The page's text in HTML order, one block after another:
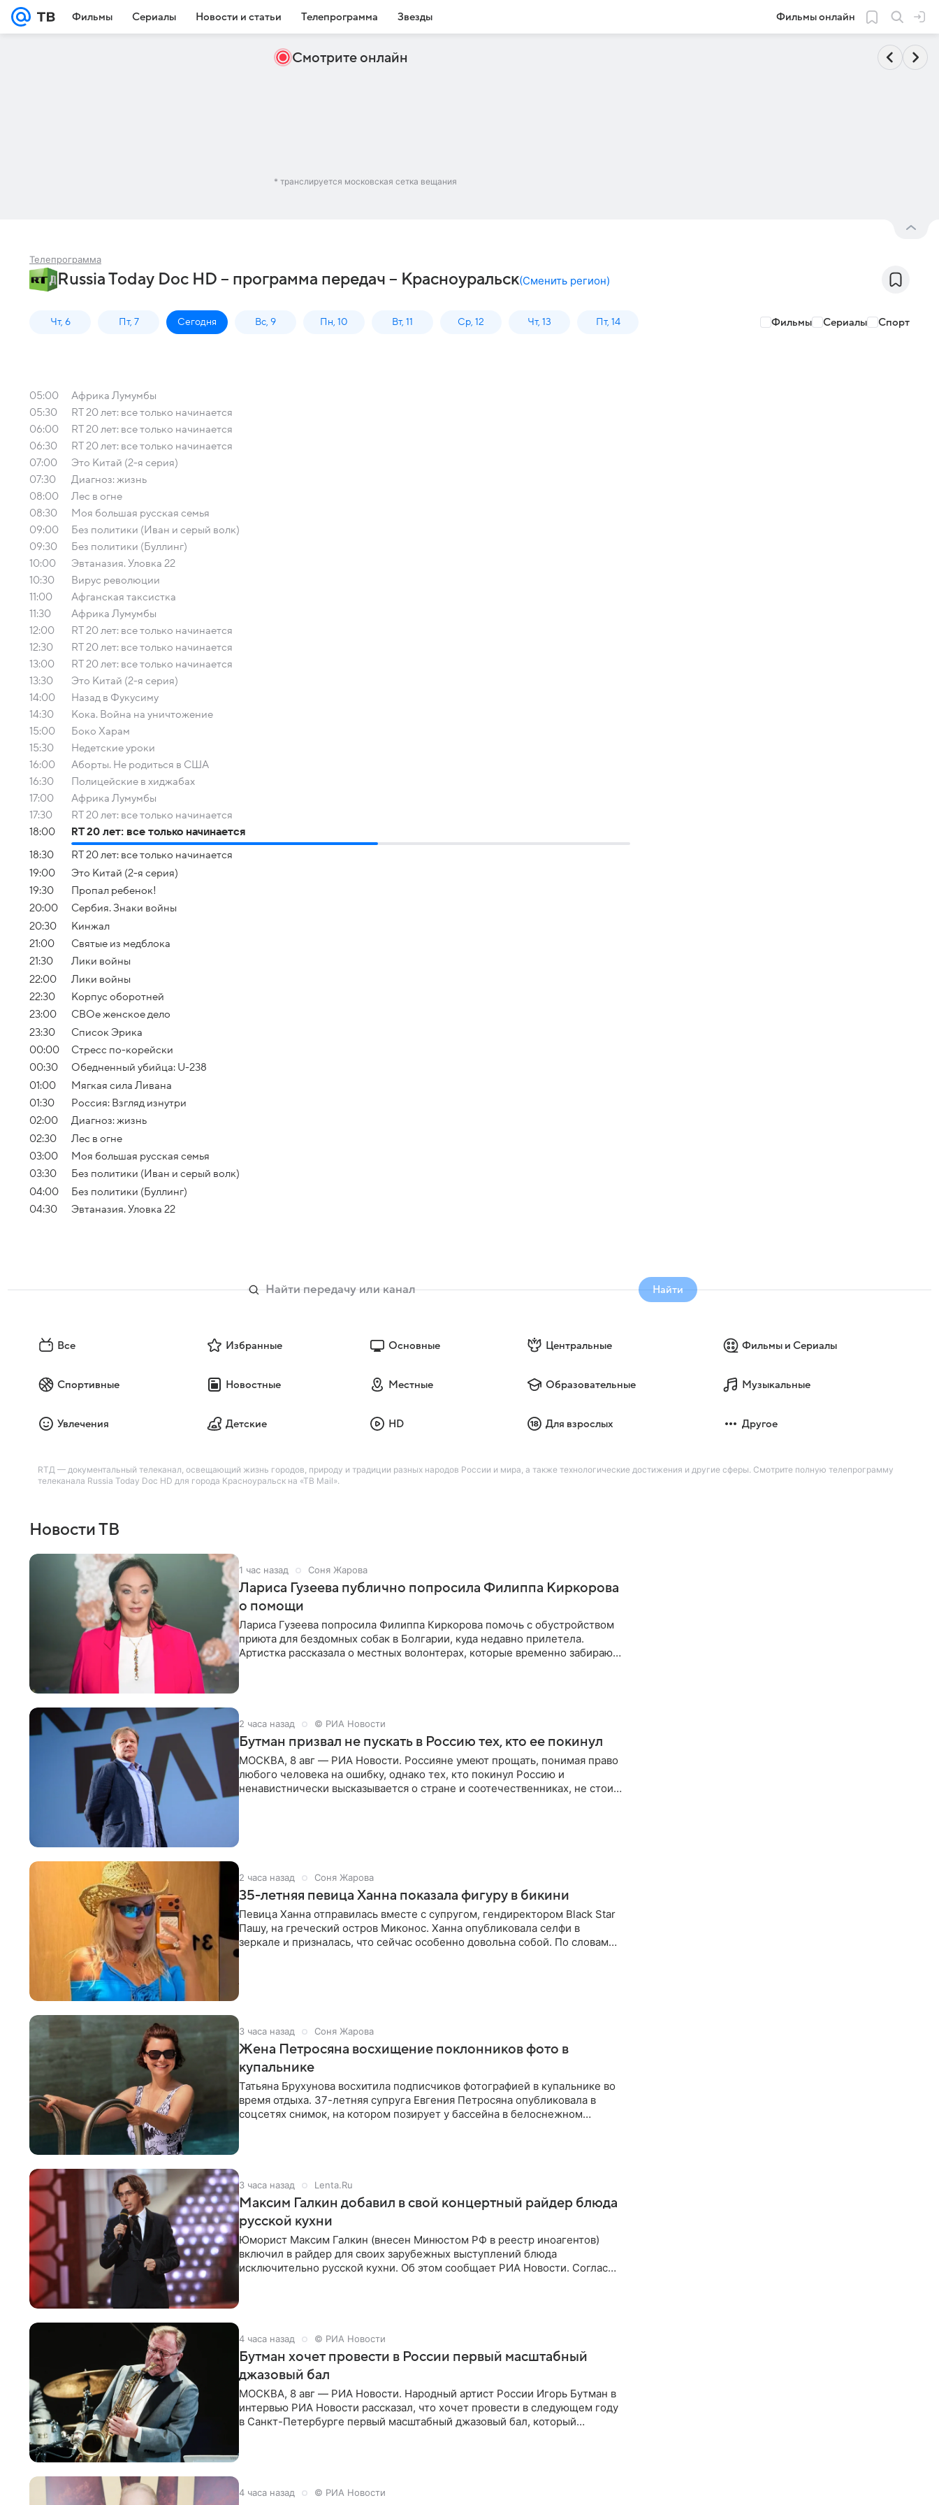
Фильмы Сериалы Новости и статьи Телепрограмма Звезды Фильмы онлайн
Смотрите онлайн
* транслируется московская сетка вещания
Телепрограмма
Russia Today Doc HD – программа передач – Красноуральск(Сменить регион)
Чт, 6 Пт, 7 Сегодня Вс, 9 Пн, 10 Вт, 11 Ср, 12 Чт, 13 Пт, 14 Фильмы Сериалы Спорт
05:00
Африка Лумумбы
05:30
RT 20 лет: все только начинается
06:00
RT 20 лет: все только начинается
06:30
RT 20 лет: все только начинается
07:00
Это Китай (2-я серия)
07:30
Диагноз: жизнь
08:00
Лес в огне
08:30
Моя большая русская семья
09:00
Без политики (Иван и серый волк)
09:30
Без политики (Буллинг)
10:00
Эвтаназия. Уловка 22
10:30
Вирус революции
11:00
Афганская таксистка
11:30
Африка Лумумбы
12:00
RT 20 лет: все только начинается
12:30
RT 20 лет: все только начинается
13:00
RT 20 лет: все только начинается
13:30
Это Китай (2-я серия)
14:00
Назад в Фукусиму
14:30
Кока. Война на уничтожение
15:00
Боко Харам
15:30
Недетские уроки
16:00
Аборты. Не родиться в США
16:30
Полицейские в хиджабах
17:00
Африка Лумумбы
17:30
RT 20 лет: все только начинается
18:00
RT 20 лет: все только начинается
18:30
RT 20 лет: все только начинается
19:00
Это Китай (2-я серия)
19:30
Пропал ребенок!
20:00
Сербия. Знаки войны
20:30
Кинжал
21:00
Святые из медблока
21:30
Лики войны
22:00
Лики войны
22:30
Корпус оборотней
23:00
СВОе женское дело
23:30
Список Эрика
00:00
Стресс по-корейски
00:30
Обедненный убийца: U-238
01:00
Мягкая сила Ливана
01:30
Россия: Взгляд изнутри
02:00
Диагноз: жизнь
02:30
Лес в огне
03:00
Моя большая русская семья
03:30
Без политики (Иван и серый волк)
04:00
Без политики (Буллинг)
04:30
Эвтаназия. Уловка 22
Найти
Все Избранные Основные Центральные Фильмы и Сериалы
Спортивные Новостные Местные Образовательные Музыкальные
Увлечения Детские HD Для взрослых Другое
RTД — документальный телеканал, освещающий жизнь городов, природу и традиции разных народов России и мира, а также технологические достижения и другие сферы. Смотрите полную телепрограмму
телеканала Russia Today Doc HD для города Красноуральск на «ТВ Mail».
Новости ТВ
1 час назад Соня Жарова
Лариса Гузеева публично попросила Филиппа Киркорова
о помощи
Лариса Гузеева попросила Филиппа Киркорова помочь с обустройством
приюта для бездомных собак в Болгарии, куда недавно прилетела.
Артистка рассказала о местных волонтерах, которые временно забирают
2 часа назад © РИА Новости
Бутман призвал не пускать в Россию тех, кто ее покинул
МОСКВА, 8 авг — РИА Новости. Россияне умеют прощать, понимая право
любого человека на ошибку, однако тех, кто покинул Россию и
ненавистнически высказывается о стране и соотечественниках, не стоит
2 часа назад Соня Жарова
35-летняя певица Ханна показала фигуру в бикини
Певица Ханна отправилась вместе с супругом, гендиректором Black Star
Пашу, на греческий остров Миконос. Ханна опубликовала селфи в
зеркале и призналась, что сейчас особенно довольна собой. По словам
3 часа назад Соня Жарова
Жена Петросяна восхищение поклонников фото в
купальнике
Татьяна Брухунова восхитила подписчиков фотографией в купальнике во
время отдыха. 37-летняя супруга Евгения Петросяна опубликовала в
соцсетях снимок, на котором позирует у бассейна в белоснежном
3 часа назад Lenta.Ru
Максим Галкин добавил в свой концертный райдер блюда
русской кухни
Юморист Максим Галкин (внесен Минюстом РФ в реестр иноагентов)
включил в райдер для своих зарубежных выступлений блюда
исключительно русской кухни. Об этом сообщает РИА Новости. Согласно
4 часа назад © РИА Новости
Бутман хочет провести в России первый масштабный
джазовый бал
МОСКВА, 8 авг — РИА Новости. Народный артист России Игорь Бутман в
интервью РИА Новости рассказал, что хочет провести в следующем году
в Санкт-Петербурге первый масштабный джазовый бал, который
4 часа назад © РИА Новости